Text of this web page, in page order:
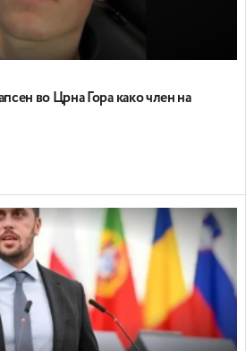
во Црна Гора како член на